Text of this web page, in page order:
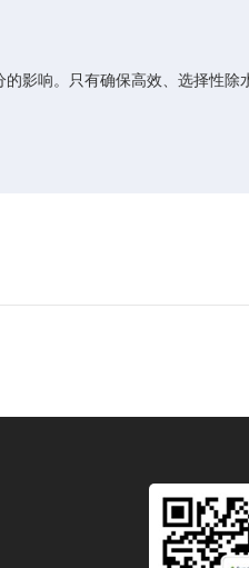
影响。只有确保高效、选择性除